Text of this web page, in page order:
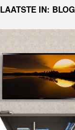
LAATSTE IN: BLOG